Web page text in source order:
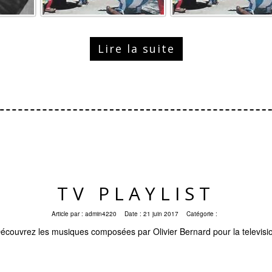
Lire la suite
TV PLAYLIST
Article par : admin4220 Date : 21 juin 2017 Catégorie :
les musiques composées par Olivier Bernard pour la